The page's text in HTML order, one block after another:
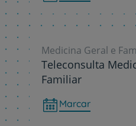
Medicina Geral e
Teleconsulta
Familiar
Marcar